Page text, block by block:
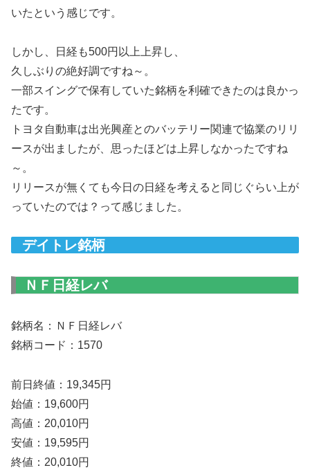
いたという感じです。
しかし、日経も500円以上上昇し、
久しぶりの絶好調ですね～。
一部スイングで保有していた銘柄を利確できたのは良かっ
たです。
トヨタ自動車は出光興産とのバッテリー関連で協業のリリ
ースが出ましたが、思ったほどは上昇しなかったですね
～。
リリースが無くても今日の日経を考えると同じぐらい上が
っていたのでは？って感じました。
デイトレ銘柄
ＮＦ日経レバ
銘柄名：ＮＦ日経レバ
銘柄コード：1570
前日終値：19,345円
始値：19,600円
高値：20,010円
安値：19,595円
終値：20,010円